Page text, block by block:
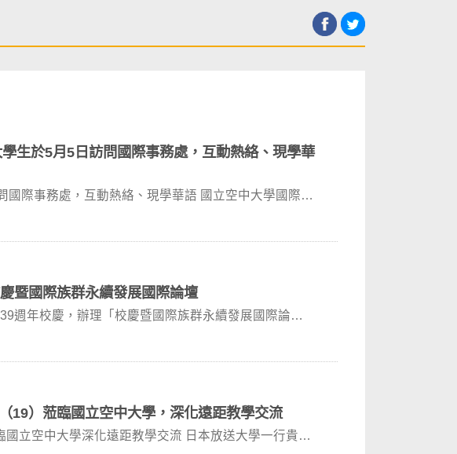
生於5月5日訪問國際事務處，互動熱絡、現學華
國際事務處，互動熱絡、現學華語 國立空中大學國際事
暨國際族群永續發展國際論壇
週年校慶，辦理「校慶暨國際族群永續發展國際論
19）蒞臨國立空中大學，深化遠距教學交流
立空中大學深化遠距教學交流 日本放送大學一行貴賓